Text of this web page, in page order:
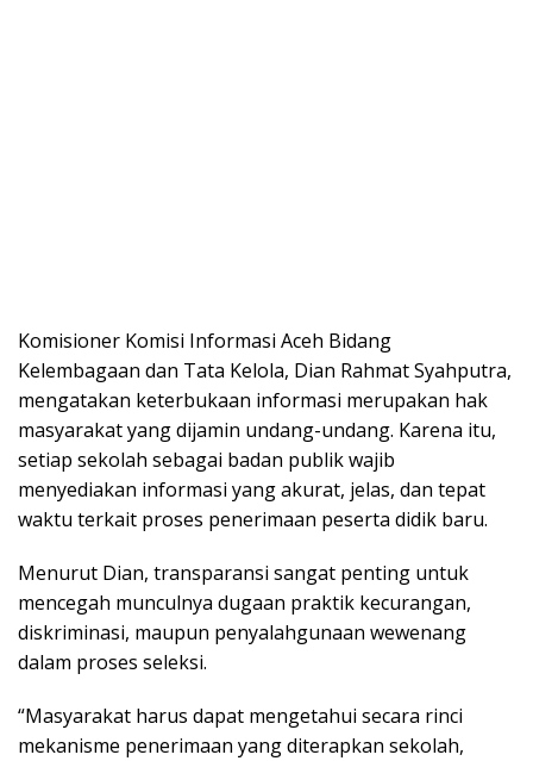
Komisioner Komisi Informasi Aceh Bidang
Kelembagaan dan Tata Kelola, Dian Rahmat Syahputra,
mengatakan keterbukaan informasi merupakan hak
masyarakat yang dijamin undang-undang. Karena itu,
setiap sekolah sebagai badan publik wajib
menyediakan informasi yang akurat, jelas, dan tepat
waktu terkait proses penerimaan peserta didik baru.
Menurut Dian, transparansi sangat penting untuk
mencegah munculnya dugaan praktik kecurangan,
diskriminasi, maupun penyalahgunaan wewenang
dalam proses seleksi.
“Masyarakat harus dapat mengetahui secara rinci
mekanisme penerimaan yang diterapkan sekolah,